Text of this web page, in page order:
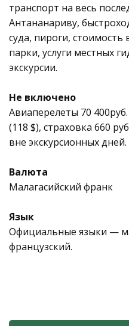
транспорт на весь
Антананариву,
суда, пироги,
парки, услуги местных
экскурсии.
Не включено
Авиаперелеты 70
(118 $), страховка 660
вне экскурсионных дней.
Валюта
Малагасийский франк
Язык
Официальные языки —
французский.